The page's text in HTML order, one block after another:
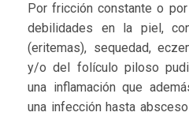
Por fricción constante o
debilidades en la piel,
(eritemas), sequedad,
y/o del folículo piloso
una inflamación que
una infección hasta